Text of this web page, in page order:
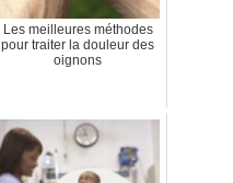
Les meilleures méthodes
pour traiter la douleur des
oignons